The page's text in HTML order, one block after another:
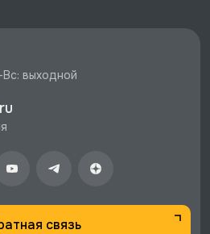
в Москве, Санкт-
выходной
связь